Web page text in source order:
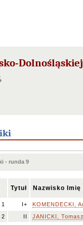
Dolnośląskiej
- runda 9
Tytuł Nazwisko Imię
1 I+
KOMENDECKI,
2
II
JANICKI,